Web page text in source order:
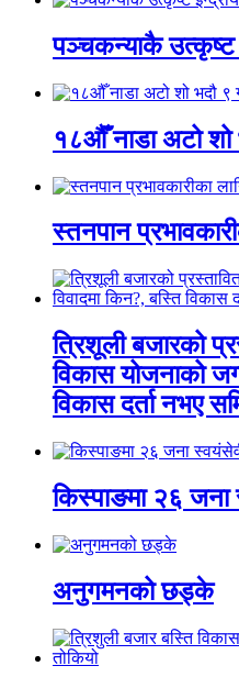
पञ्चकन्याकै उत्कृष्ट
१८औँ नाडा अटो
स्तनपान
त्रिशूली बजारको
विकास योजनाको
विकास दर्ता नभए
किस्पाङमा २६ जना
अनुगमनको छड्के